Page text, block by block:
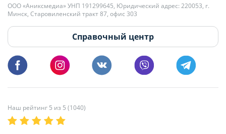
Мы принимаем звонки и отвечаем на письма в будние дни с 9:00 до
18:00.
+375 29 179-11-28 Владислав Гладченко
vg@domovita.by
Пишите и звоните нам в будние дни с 8:00 до 20:00.
ООО «Аниксмедиа» УНП 191299645, Юридический адрес: 220053, г.
Минск, Старовиленский тракт 87, офис 303
Справочный центр
Наш рейтинг 5 из 5 (1040)